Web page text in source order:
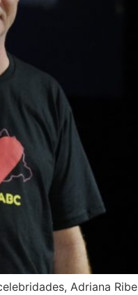
Adriana